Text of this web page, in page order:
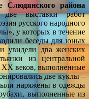
Слюдянского района
две выставки работ
русского народного
у которых в течение
беседы для юных
увидели два женских
из центральной
XX веков, выполненные
две куклы –
наряжены в одежды
выполненные из